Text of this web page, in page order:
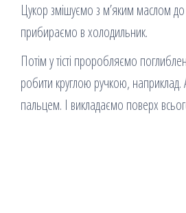
Цукор змішуємо з м’яким маслом до
прибираємо в холодильник.
Потім у тісті проробляємо
робити круглою ручкою, наприклад.
пальцем. І викладаємо поверх